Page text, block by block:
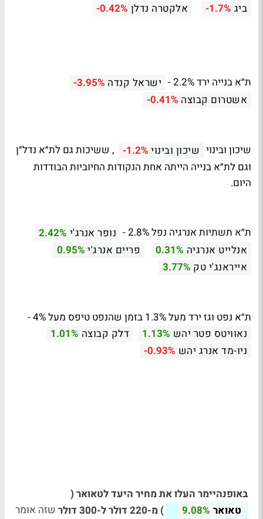
ביג -1.7% אלקטרה נדלן -0.42%
ת״א בנייה ירד 2.2% - ישראל קנדה -3.95%
אשטרום קבוצה -0.41%
שיכון ובינוי שיכון ובינוי -1.2% , ששיכות גם לת״א נדל״ן
וגם לת״א בנייה הייתה אחת הנקודות החיוביות הבודדות
היום.
ת״א תשתיות אנרגיה נפל 2.8% - נופר אנרג'י 2.42%
אנלייט אנרגיה 0.31% פריים אנרג'י 0.95%
אייראנג'י טק 3.77%
ת״א נפט וגז ירד מעל 1.3% בזמן שהנפט טיפס מעל 4% -
נאוויטס פטר יהש 1.13% דלק קבוצה 1.01%
ניו-מד אנרג יהש -0.93%
באופנהיימר העלו את מחיר היעד לטאואר (
טאואר 9.08% ) מ-220 דולר ל-300 דולר
שזה אומר